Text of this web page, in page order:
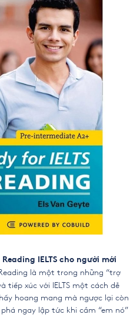
Reading IELTS cho người mới
Reading là một trong những “trợ
tiếp xúc với IELTS một cách dễ
hoang mang mà ngược lại còn
ngay lập tức khi cầm “em nó”